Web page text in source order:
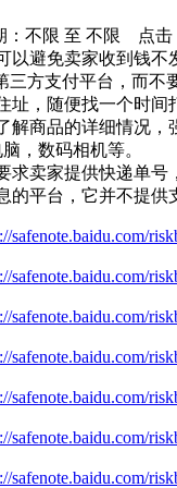
：不限 至 不限 点击
以避免卖家收到钱不
三方支付平台，而不
址，随便找一个时
解商品的详细情况
，数码相机等。
求卖家提供快递单号
平台，它并不提
safenote.baidu.com/
safenote.baidu.com/
safenote.baidu.com/
safenote.baidu.com/
safenote.baidu.com/
safenote.baidu.com/
safenote.baidu.com/